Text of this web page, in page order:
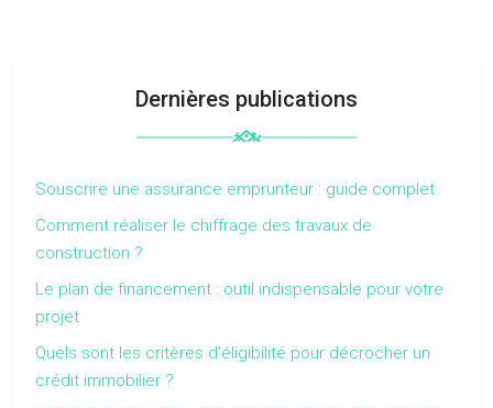
Dernières publications
Souscrire une assurance emprunteur : guide complet
Comment réaliser le chiffrage des travaux de
construction ?
Le plan de financement : outil indispensable pour votre
projet
Quels sont les critères d’éligibilité pour décrocher un
crédit immobilier ?